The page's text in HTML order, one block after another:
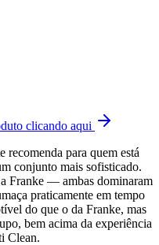
clicando aqui
para quem está
conjunto mais sofisticado.
Franke — ambas dominaram
praticamente em tempo
do que o da Franke, mas
bem acima da experiência
Clean.